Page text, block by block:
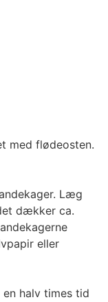
med flødeosten.
Læg
dækker ca.
eller
halv times tid